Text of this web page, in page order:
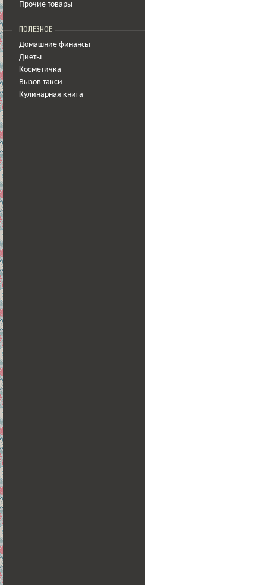
Прочие товары
ПОЛЕЗНОЕ
Домашние финансы
Диеты
Косметичка
Вызов такси
Кулинарная книга